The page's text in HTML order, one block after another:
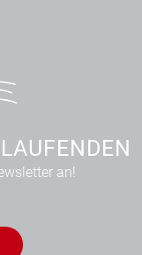
an!